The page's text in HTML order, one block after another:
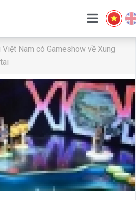
Nam có Gameshow về Xung